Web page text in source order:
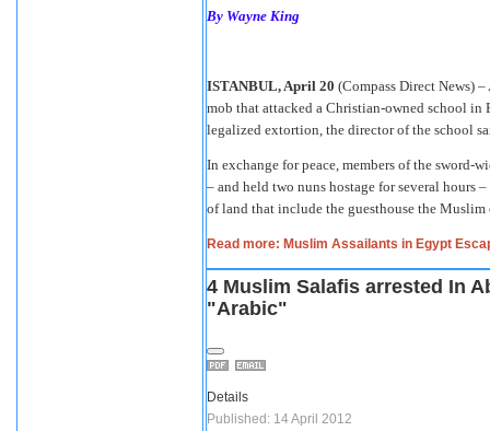
By Wayne King
ISTANBUL, April 20 (Compass Direct News)
mob that attacked a Christian-owned school in
legalized extortion, the director of the school
In exchange for peace, members of the
– and held two nuns hostage for several hours
of land that include the guesthouse the Muslim
Read more: Muslim Assailants in Egypt
4 Muslim Salafis arrested In
"Arabic"
Details
Published: 14 April 2012